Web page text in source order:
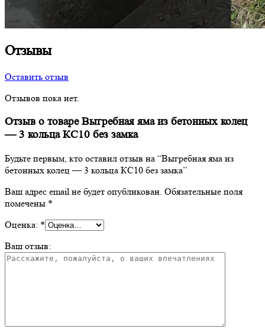
Отзывы
Оставить отзыв
Отзывов пока нет.
Отзыв о товаре Выгребная яма из бетонных колец
— 3 кольца КС10 без замка
Будьте первым, кто оставил отзыв на “Выгребная яма из
бетонных колец — 3 кольца КС10 без замка”
Ваш адрес email не будет опубликован. Обязательные поля
помечены *
Оценка: *
Ваш отзыв: